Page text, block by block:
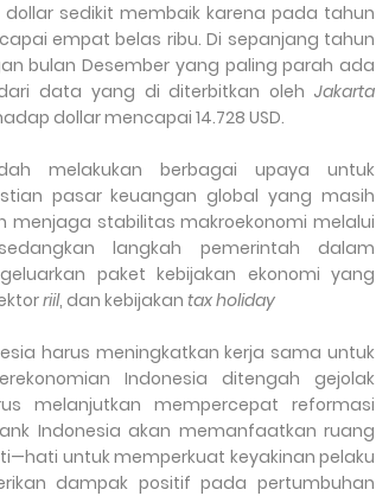
sedikit membaik karena pada tahun
empat belas ribu. Di sepanjang tahun
bulan Desember yang paling parah ada
data yang di diterbitkan oleh Jakarta
dollar mencapai 14.728 USD.
melakukan berbagai upaya untuk
pasar keuangan global yang masih
menjaga stabilitas makroekonomi melalui
langkah pemerintah dalam
paket kebijakan ekonomi yang
riil, dan kebijakan tax holiday
harus meningkatkan kerja sama untuk
Indonesia ditengah gejolak
melanjutkan mempercepat reformasi
Indonesia akan memanfaatkan ruang
untuk memperkuat keyakinan pelaku
dampak positif pada pertumbuhan